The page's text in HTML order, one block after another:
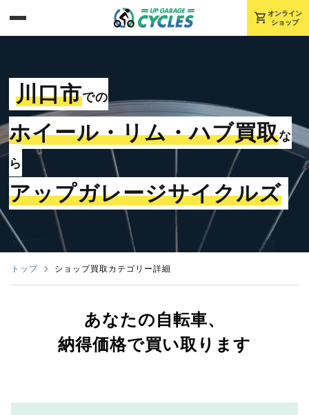
shopping_cart オンライン
ショップ
川口市での
ホイール・リム・ハブ買取な
ら
アップガレージサイクルズ
トップ ショップ買取カテゴリー詳細
あなたの自転車、
納得価格で買い取ります